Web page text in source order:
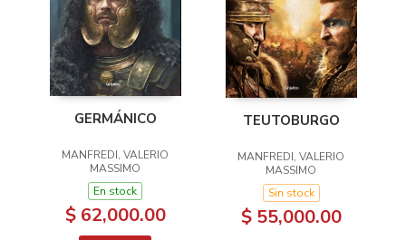
GERMÁNICO
MANFREDI, VALERIO
MASSIMO
En stock
$ 62,000.00
TEUTOBURGO
MANFREDI, VALERIO
MASSIMO
Sin stock
$ 55,000.00